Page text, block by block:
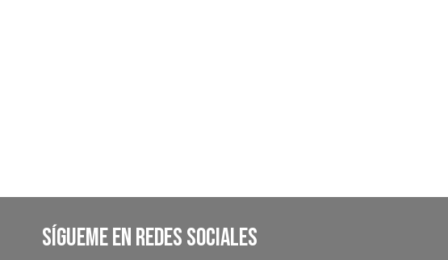
Sígueme En Redes Sociales